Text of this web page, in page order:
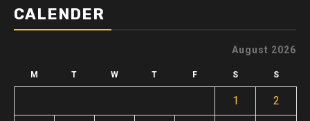
CALENDER
August 2026
M T W T F S S
1 2